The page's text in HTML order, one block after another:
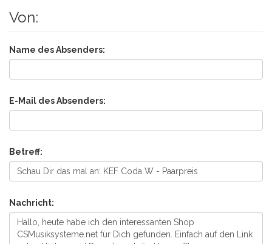
Von:
Name des Absenders:
E-Mail des Absenders:
Betreff:
Nachricht: